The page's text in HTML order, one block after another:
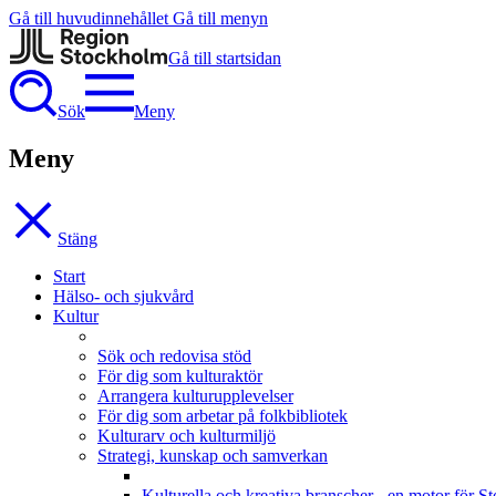
Gå till huvudinnehållet Gå till menyn
Gå till startsidan
Sök Meny
Meny
Stäng
Start
Hälso- och sjukvård
Kultur
Sök och redovisa stöd
För dig som kulturaktör
Arrangera kulturupplevelser
För dig som arbetar på folkbibliotek
Kulturarv och kulturmiljö
Strategi, kunskap och samverkan